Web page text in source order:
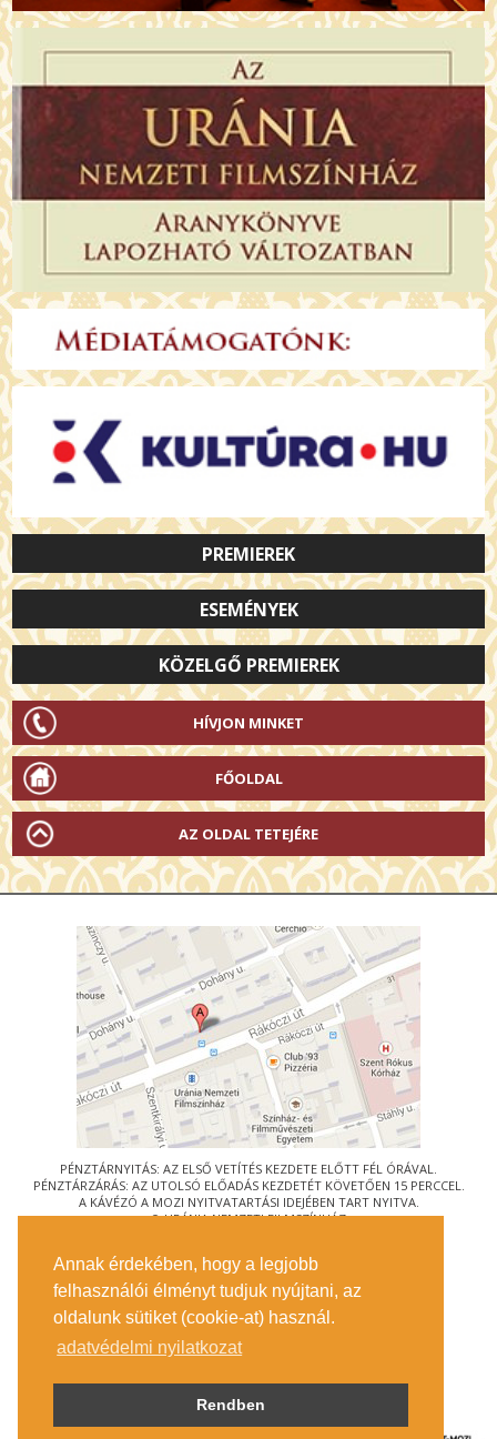
Annak érdekében, hogy a legjobb
felhasználói élményt tudjuk nyújtani, az
oldalunk sütiket (cookie-at) használ.
adatvédelmi nyilatkozat
Rendben
PREMIEREK
ESEMÉNYEK
KÖZELGŐ PREMIEREK
HÍVJON MINKET
FŐOLDAL
AZ OLDAL TETEJÉRE
PÉNZTÁRNYITÁS: AZ ELSŐ VETÍTÉS KEZDETE ELŐTT FÉL ÓRÁVAL.
PÉNZTÁRZÁRÁS: AZ UTOLSÓ ELŐADÁS KEZDETÉT KÖVETŐEN 15 PERCCEL.
A KÁVÉZÓ A MOZI NYITVATARTÁSI IDEJÉBEN TART NYITVA.
© URÁNIA NEMZETI FILMSZÍNHÁZ
1088 BUDAPEST, RÁKÓCZI ÚT 21.
MEGKÖZELÍTÉS
JEGYINFORMÁCIÓ
ÍRJON NEKÜNK!
KÖZÉRDEKŰ ADATOK